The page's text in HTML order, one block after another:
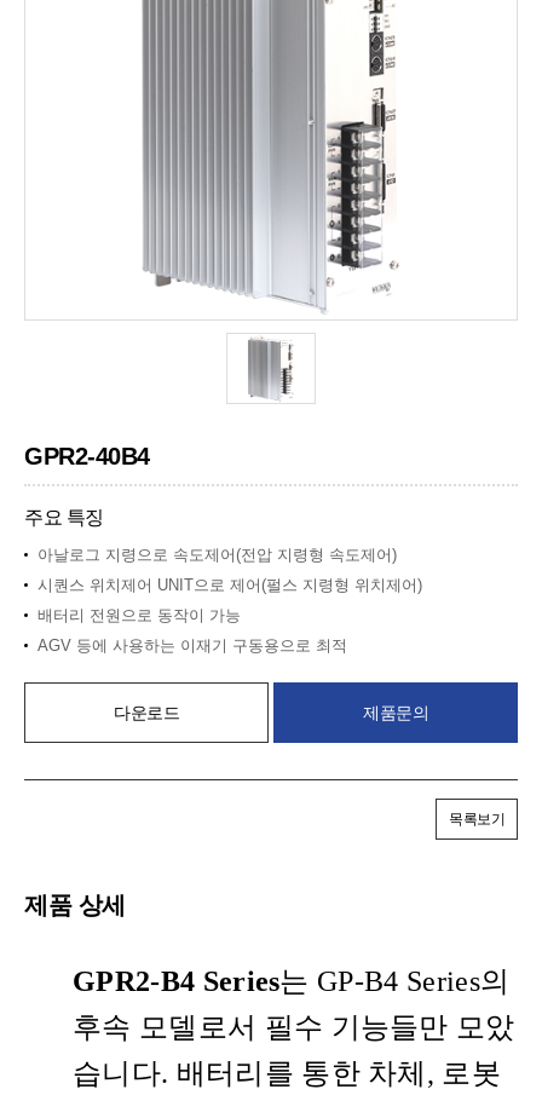
GPR2-40B4
주요 특징
아날로그 지령으로 속도제어(전압 지령형 속도제어)
시퀀스 위치제어 UNIT으로 제어(펄스 지령형 위치제어)
배터리 전원으로 동작이 가능
AGV 등에 사용하는 이재기 구동용으로 최적
다운로드 제품문의
목록보기
제품 상세
GPR2-B4 Series는 GP-B4 Series의
후속 모델로서 필수 기능들만 모았
습니다. 배터리를 통한 차체, 로봇